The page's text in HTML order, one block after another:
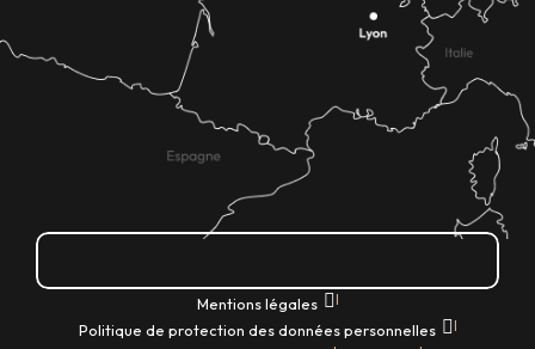
Mentions légales |
Politique de protection des données personnelles |